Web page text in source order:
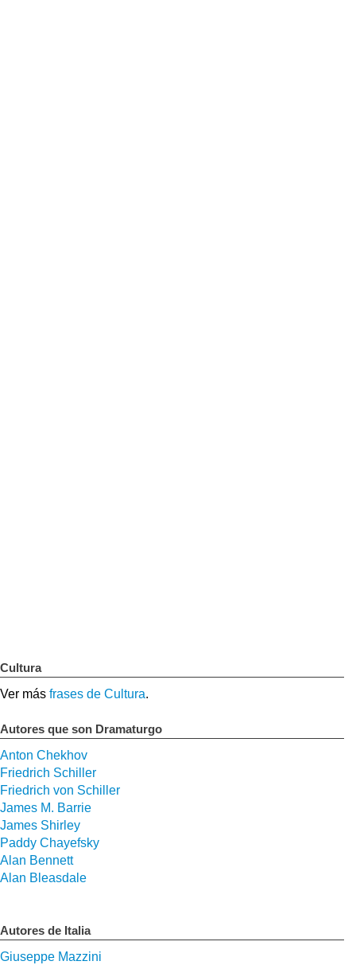
Cultura
Ver más frases de Cultura.
Autores que son Dramaturgo
Anton Chekhov
Friedrich Schiller
Friedrich von Schiller
James M. Barrie
James Shirley
Paddy Chayefsky
Alan Bennett
Alan Bleasdale
Autores de Italia
Giuseppe Mazzini